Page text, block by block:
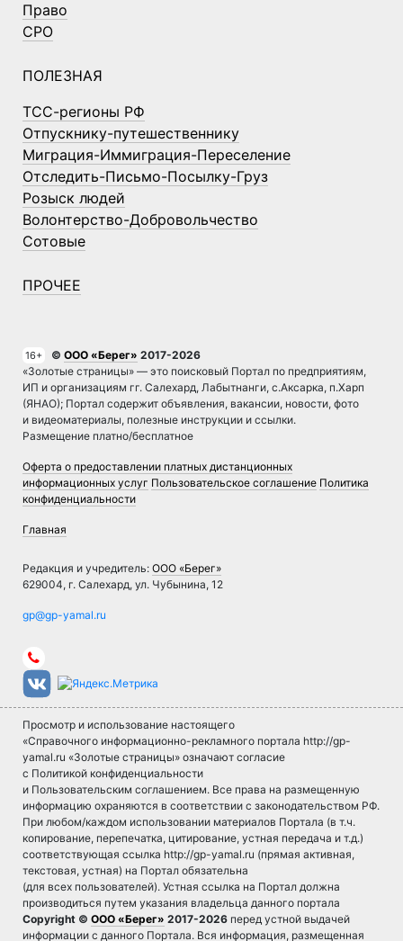
Право
СРО
ПОЛЕЗНАЯ
ТСС-регионы РФ
Отпускнику-путешественнику
Миграция-Иммиграция-Переселение
Отследить-Письмо-Посылку-Груз
Розыск людей
Волонтерство-Добровольчество
Сотовые
ПРОЧЕЕ
16+ © ООО «Берег» 2017-2026
«Золотые страницы» — это поисковый Портал по предприятиям,
ИП и организациям гг. Салехард, Лабытнанги, с.Аксарка, п.Харп
(ЯНАО); Портал содержит объявления, вакансии, новости, фото
и видеоматериалы, полезные инструкции и ссылки.
Размещение платно/бесплатное
Оферта о предоставлении платных дистанционных
информационных услуг Пользовательское соглашение Политика
конфиденциальности
Главная
Редакция и учредитель: ООО «Берег»
629004, г. Салехард, ул. Чубынина, 12
Просмотр и использование настоящего
«Справочного информационно-рекламного портала http://gp-
yamal.ru «Золотые страницы» означают согласие
с Политикой конфиденциальности
и Пользовательским соглашением. Все права на размещенную
информацию охраняются в соответствии с законодательством РФ.
При любом/каждом использовании материалов Портала (в т.ч.
копирование, перепечатка, цитирование, устная передача и т.д.)
соответствующая ссылка http://gp-yamal.ru (прямая активная,
текстовая, устная) на Портал обязательна
(для всех пользователей). Устная ссылка на Портал должна
производиться путем указания владельца данного портала
Copyright © ООО «Берег» 2017-2026 перед устной выдачей
информации с данного Портала. Вся информация, размещенная